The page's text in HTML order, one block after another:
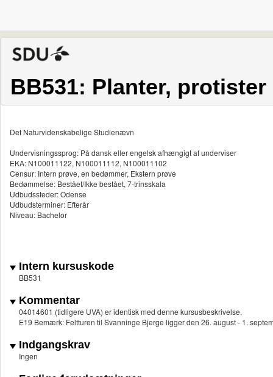
BB531: Planter,
Det Naturvidenskabelige Studienævn
Undervisningssprog: På dansk eller engelsk afhængigt af underviser
EKA: N100011122, N100011112, N100011102
Censur: Intern prøve, en bedømmer, Ekstern prøve
Bedømmelse: Bestået/Ikke bestået, 7-trinsskala
Udbudssteder: Odense
Udbudsterminer: Efterår
Niveau: Bachelor
Intern kursuskode
BB531
Kommentar
04014601 (tidligere UVA) er identisk med denne kursusbeskrivelse.
E19 Bemærk: Feltturen til Svanninge Bjerge ligger den 26. august - 1.
Indgangskrav
Ingen